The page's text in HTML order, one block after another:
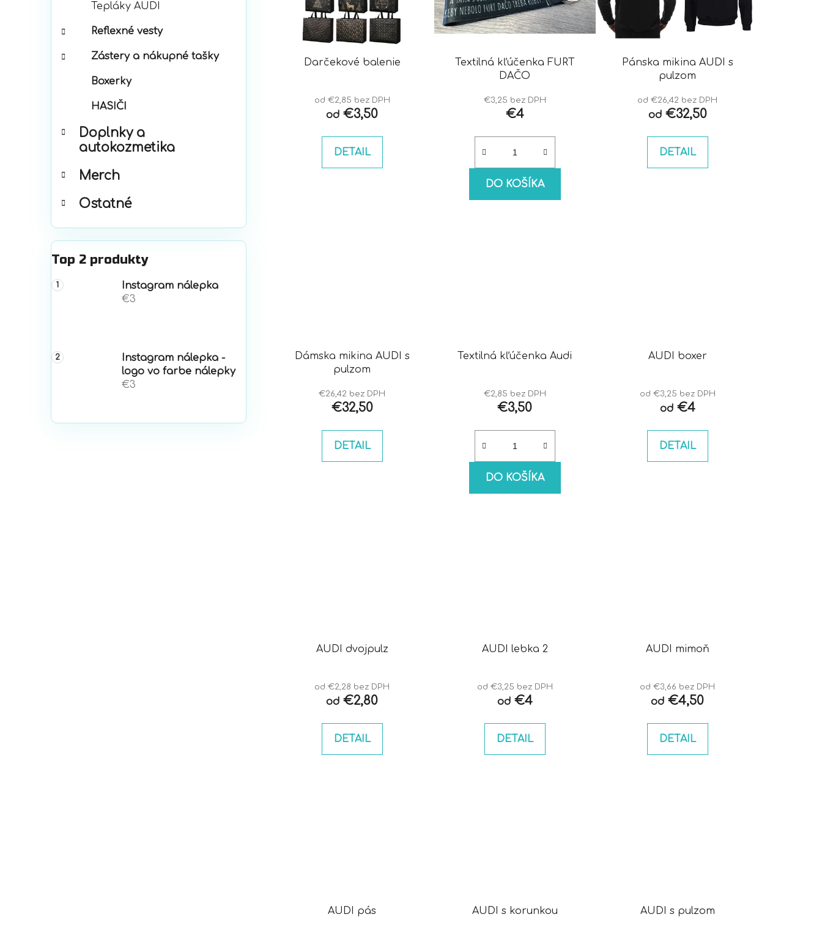
Tepláky AUDI
Reflexné vesty
Zástery a nákupné tašky
Boxerky
HASIČI
Doplnky a
autokozmetika
Merch
Ostatné
Top 2 produkty
Instagram nálepka
€3
Instagram nálepka -
logo vo farbe nálepky
€3
Darčekové balenie
od €2,85 bez DPH
od €3,50
DETAIL
Textilná kľúčenka FURT
DAČO
€3,25 bez DPH
€4
DO KOŠÍKA
Pánska mikina AUDI s
pulzom
od €26,42 bez DPH
od€32,50
DETAIL
Dámska mikina AUDI s
pulzom
€26,42 bez DPH
€32,50
DETAIL
Textilná kľúčenka Audi
€2,85 bez DPH
€3,50
DO KOŠÍKA
AUDI boxer
od €3,25 bez DPH
od€4
DETAIL
AUDI dvojpulz
od €2,28 bez DPH
od €2,80
DETAIL
AUDI lebka 2
od €3,25 bez DPH
od€4
DETAIL
AUDI mimoň
od €3,66 bez DPH
od €4,50
DETAIL
AUDI pás AUDI s korunkou AUDI s pulzom